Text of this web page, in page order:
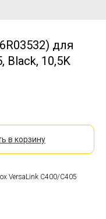
для
Black, 10,5K
в корзину
VersaLink C400/C405